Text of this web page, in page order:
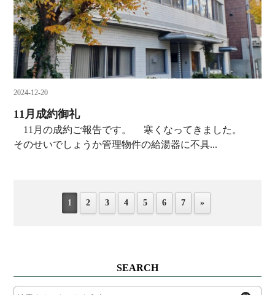
2024-12-20
11月成約御礼
11月の成約ご報告です。 寒くなってきました。
そのせいでしょうか管理物件の給湯器に不具...
1 2 3 4 5 6 7 »
SEARCH